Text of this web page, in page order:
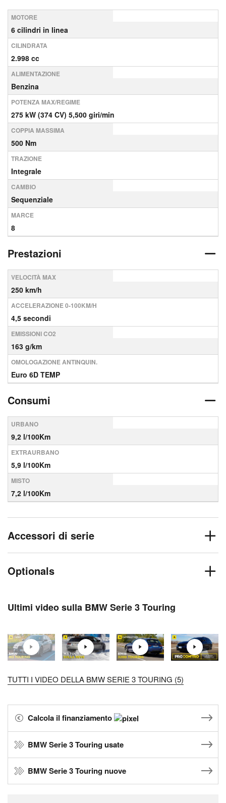
MOTORE
6 cilindri in linea
CILINDRATA
2.998 cc
ALIMENTAZIONE
Benzina
POTENZA MAX/REGIME
275 kW (374 CV) 5,500 giri/min
COPPIA MASSIMA
500 Nm
TRAZIONE
Integrale
CAMBIO
Sequenziale
MARCE
8
Prestazioni
VELOCITÀ MAX
250 km/h
ACCELERAZIONE 0-100KM/H
4,5 secondi
EMISSIONI CO2
163 g/km
OMOLOGAZIONE ANTINQUIN.
Euro 6D TEMP
Consumi
URBANO
9,2 l/100Km
EXTRAURBANO
5,9 l/100Km
MISTO
7,2 l/100Km
Accessori di serie
Optionals
Ultimi video sulla BMW Serie 3 Touring
TUTTI I VIDEO DELLA BMW SERIE 3 TOURING (5)
Calcola il finanziamento
BMW Serie 3 Touring usate
BMW Serie 3 Touring nuove